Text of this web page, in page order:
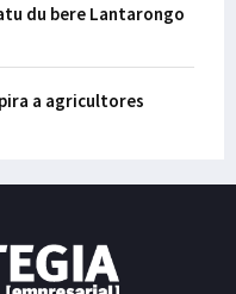
du bere Lantarongo
a agricultores